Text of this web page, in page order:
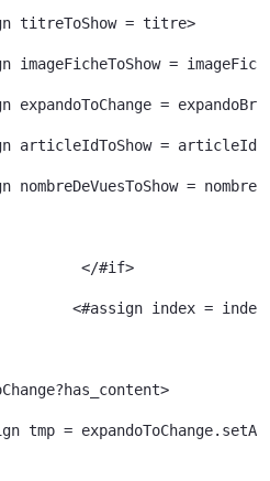
titreToShow = titre>
imageFicheToShow =
expandoToChange =
articleIdToShow =
nombreDeVuesToShow =
				 </#if>
<#assign index =